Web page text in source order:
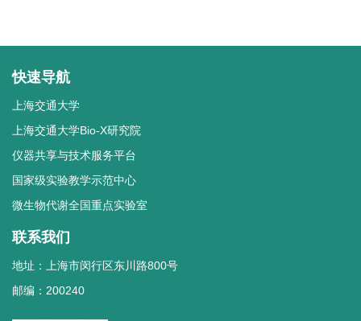
快速导航
上海交通大学
上海交通大学Bio-X研究院
仪器共享与技术服务平台
国家级实验教学示范中心
微生物代谢全国重点实验室
联系我们
地址：上海市闵行区东川路800号
邮编：200240